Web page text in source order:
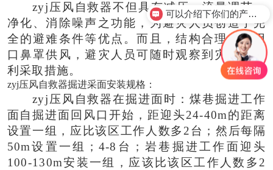
zyj压风自救器不但具有减压、流量调节、
净化、消除噪声之功能，为避灾人员创造了完
全的避难条件等优点。而且，结构合理，采用
口鼻罩供风，避灾人员可随时观察到灾情，以
利采取措施。
zyj压风自救器掘进采面安装规格：
zyj压风自救器在掘进面时：煤巷掘进工作
面自掘进面回风口开始，距迎头24-40m的距离
设置一组，应比该区工作人数多2台；然后每隔
50m设置一组；4-8台；岩巷掘进工作面迎头
100-130m安装一组，应该比该区工作人数多2
可以介绍下你们的产品么？